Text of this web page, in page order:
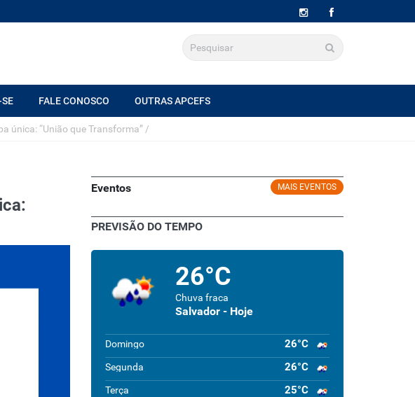
FALE CONOSCO OUTRAS APCEFS
única: “União que Transforma” /
MAIS EVENTOS
Eventos
PREVISÃO DO TEMPO
26°C
Chuva fraca
Salvador - Hoje
Domingo 26°C
Segunda 26°C
Terça 25°C